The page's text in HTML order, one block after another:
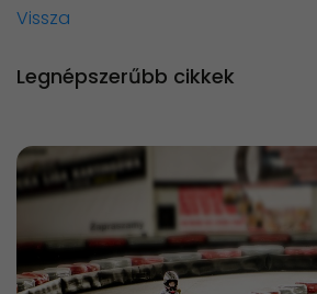
Vissza
Legnépszerűbb cikkek